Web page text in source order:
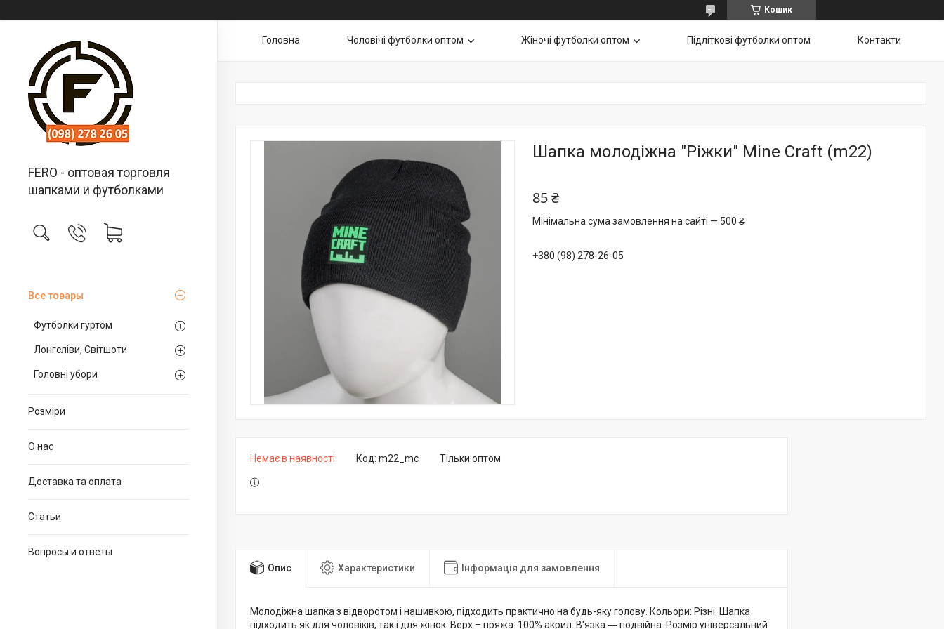
Кошик
FERO - оптовая торговля
шапками и футболками
Все товары
Футболки гуртом
Лонгсліви, Світшоти
Головні убори
Розміри
О нас
Доставка та оплата
Статьи
Вопросы и ответы
Головна Чоловічі футболки оптом Жіночі футболки оптом Підліткові футболки оптом Контакти
Шапка молодіжна "Ріжки" Mine Craft (m22)
85 ₴
Мінімальна сума замовлення на сайті — 500 ₴
+380 (98) 278-26-05
Немає в наявності Тільки оптом
Код: m22_mc
Опис Характеристики Інформація для замовлення
Молодіжна шапка з відворотом і нашивкою, підходить практично на будь-яку голову. Кольори: Різні. Шапка
підходить як для чоловіків, так і для жінок. Верх – пряжа: 100% акрил. В'язка ― подвійна. Розмір універсальний